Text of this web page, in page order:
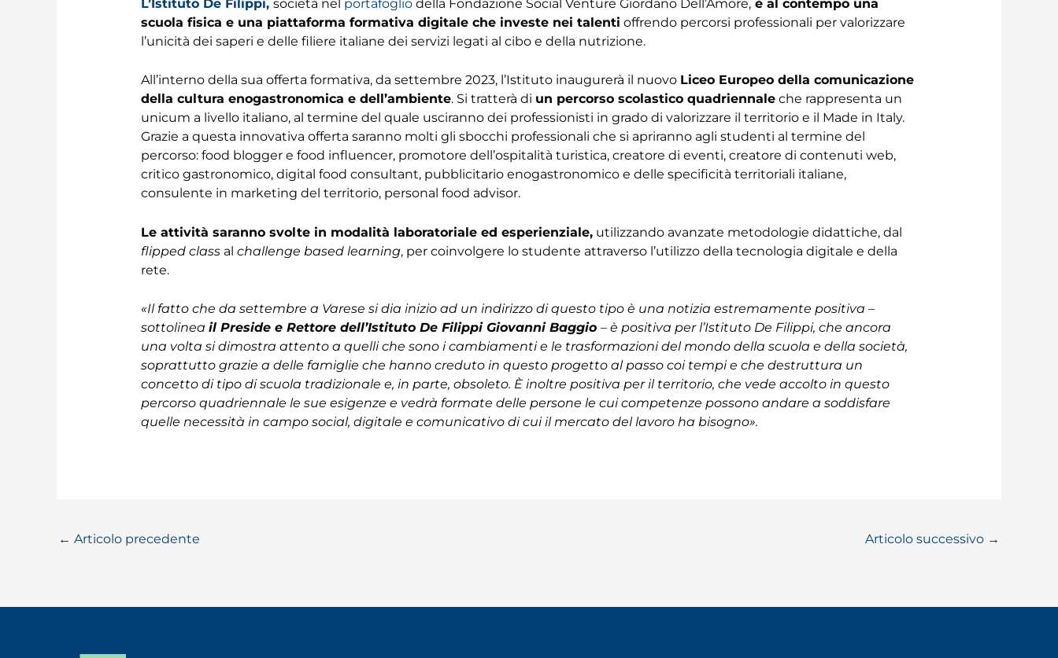
L’Istituto De Filippi, società nel portafogliodella Fondazione Social Venture Giordano Dell’Amore,è al contempo una
scuola fisica e una piattaforma formativa digitale che investe nei talenti offrendo percorsi professionali per valorizzare
l’unicità dei saperi e delle filiere italiane dei servizi legati al cibo e della nutrizione.
All’interno della sua offerta formativa, da settembre 2023, l’Istituto inaugurerà il nuovo Liceo Europeo della comunicazione
della cultura enogastronomica e dell’ambiente. Si tratterà di un percorso scolastico quadriennaleche rappresenta un
unicum a livello italiano, al termine del quale usciranno dei professionisti in grado di valorizzare il territorio e il Made in Italy.
Grazie a questa innovativa offerta saranno molti gli sbocchi professionali che si apriranno agli studenti al termine del
percorso: food blogger e food influencer, promotore dell’ospitalità turistica, creatore di eventi, creatore di contenuti web,
critico gastronomico, digital food consultant, pubblicitario enogastronomico e delle specificità territoriali italiane,
consulente in marketing del territorio, personal food advisor.
Le attività saranno svolte in modalità laboratoriale ed esperienziale,utilizzando avanzate metodologie didattiche, dal
flipped classal challenge based learning, per coinvolgere lo studente attraverso l’utilizzo della tecnologia digitale e della
rete.
«Il fatto che da settembre a Varese si dia inizio ad un indirizzo di questo tipo è una notizia estremamente positiva –
sottolinea il Preside e Rettore dell’Istituto De Filippi Giovanni Baggio – è positiva per l’Istituto De Filippi, che ancora
una volta si dimostra attento a quelli che sono i cambiamenti e le trasformazioni del mondo della scuola e della società,
soprattutto grazie a delle famiglie che hanno creduto in questo progetto al passo coi tempi e che destruttura un
concetto di tipo di scuola tradizionale e, in parte, obsoleto. È inoltre positiva per il territorio, che vede accolto in questo
percorso quadriennale le sue esigenze e vedrà formate delle persone le cui competenze possono andare a soddisfare
quelle necessità in campo social, digitale e comunicativo di cui il mercato del lavoro ha bisogno».
← Articolo precedente Articolo successivo →